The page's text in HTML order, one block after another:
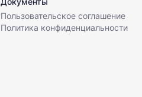
Пользовательское соглашение
Политика конфиденциальности